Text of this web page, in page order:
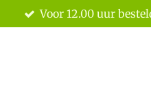
Voor 12.00 uur